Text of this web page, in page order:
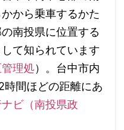
から乗車するかた
南投県に位置する
て知られています
理処）。台中市内
間ほどの距離にあ
ビ（南投県政